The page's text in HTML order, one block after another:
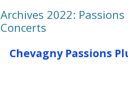
Archives 2022:
Concerts
Chevagny Passions